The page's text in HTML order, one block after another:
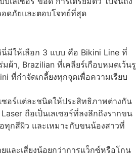
อดภัยและตอบโจทย์ที่สุด
นี่มีให้เลือก 3 แบบ คือ Bikini Line ที่
ผ้า, Brazilian ที่เคลียร์เกือบหมดเว้นรู
ที่กำจัดเกลี้ยงทุกจุดเพื่อความเรียบ
เซอร์แต่ละชนิดให้ประสิทธิภาพต่างกัน
ถือเป็นเลเซอร์ที่ลงลึกถึงรากขน
ทุกสีผิว และเหมาะกับขนน้องสาวที่
และเสี่ยงน้อยกว่าการแว็กซ์หรือโกน